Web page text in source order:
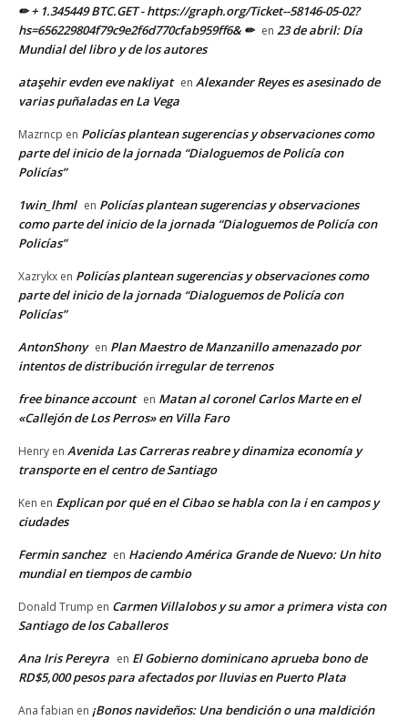
✏ + 1.345449 BTC.GET - https://graph.org/Ticket--58146-05-02?
hs=656229804f79c9e2f6d770cfab959ff6& ✏ en 23 de abril: Día
Mundial del libro y de los autores
ataşehir evden eve nakliyat en Alexander Reyes es asesinado de
varias puñaladas en La Vega
Mazrncp en Policías plantean sugerencias y observaciones como
parte del inicio de la jornada “Dialoguemos de Policía con
Policías”
1win_lhml en Policías plantean sugerencias y observaciones
como parte del inicio de la jornada “Dialoguemos de Policía con
Policías”
Xazrykx en Policías plantean sugerencias y observaciones como
parte del inicio de la jornada “Dialoguemos de Policía con
Policías”
AntonShony en Plan Maestro de Manzanillo amenazado por
intentos de distribución irregular de terrenos
free binance account en Matan al coronel Carlos Marte en el
«Callejón de Los Perros» en Villa Faro
Henry en Avenida Las Carreras reabre y dinamiza economía y
transporte en el centro de Santiago
Ken en Explican por qué en el Cibao se habla con la i en campos y
ciudades
Fermin sanchez en Haciendo América Grande de Nuevo: Un hito
mundial en tiempos de cambio
Donald Trump en Carmen Villalobos y su amor a primera vista con
Santiago de los Caballeros
Ana Iris Pereyra en El Gobierno dominicano aprueba bono de
RD$5,000 pesos para afectados por lluvias en Puerto Plata
Ana fabian en ¡Bonos navideños: Una bendición o una maldición